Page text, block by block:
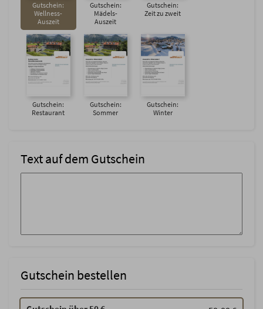
Gutschein:
Wellness-
Auszeit
Gutschein:
Mädels-
Auszeit
Gutschein:
Zeit zu zweit
Gutschein:
Restaurant
Gutschein:
Sommer
Gutschein:
Winter
Text auf dem Gutschein
Gutschein bestellen